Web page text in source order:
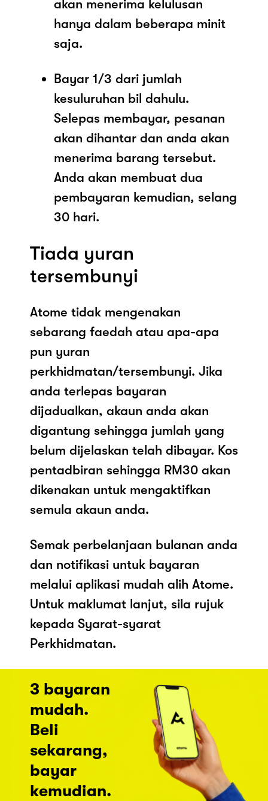
akan menerima kelulusan
hanya dalam beberapa minit
saja.
Bayar 1/3 dari jumlah
kesuluruhan bil dahulu.
Selepas membayar, pesanan
akan dihantar dan anda akan
menerima barang tersebut.
Anda akan membuat dua
pembayaran kemudian, selang
30 hari.
Tiada yuran
tersembunyi
Atome tidak mengenakan
sebarang faedah atau apa-apa
pun yuran
perkhidmatan/tersembunyi. Jika
anda terlepas bayaran
dijadualkan, akaun anda akan
digantung sehingga jumlah yang
belum dijelaskan telah dibayar. Kos
pentadbiran sehingga RM30 akan
dikenakan untuk mengaktifkan
semula akaun anda.
Semak perbelanjaan bulanan anda
dan notifikasi untuk bayaran
melalui aplikasi mudah alih Atome.
Untuk maklumat lanjut, sila rujuk
kepada Syarat-syarat
Perkhidmatan.
3 bayaran
mudah.
Beli
sekarang,
bayar
kemudian.